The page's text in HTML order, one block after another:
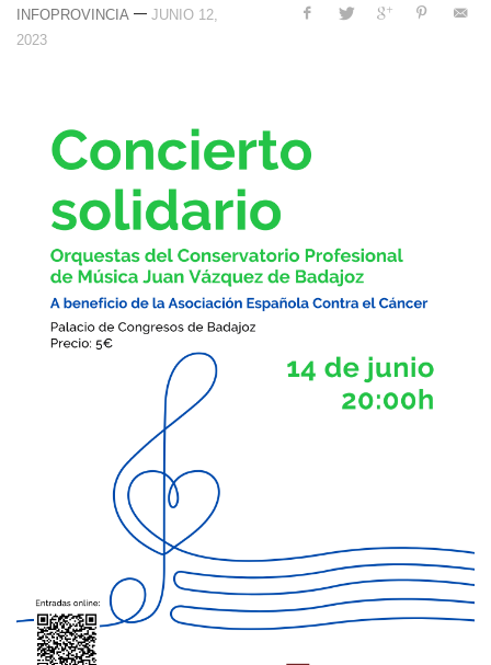
INFOPROVINCIA — JUNIO 12,
2023